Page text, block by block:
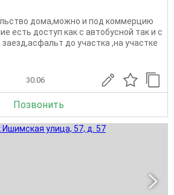
дома,можно и под коммерцию
есть доступ как с автобусной так и с
до участка ,на участке
30.06
Позвонить